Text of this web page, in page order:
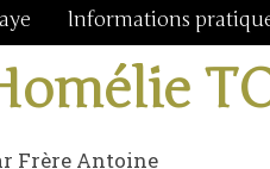
Informations
Frère Antoine